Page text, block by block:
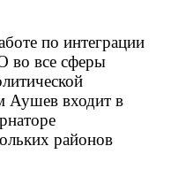
по интеграции
во все сферы
Аушев входит в
районов